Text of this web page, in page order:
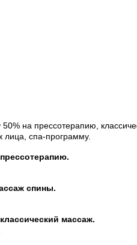
50% на прессотерапию,
спа-программу.
прессотерапию.
спины.
классический массаж.